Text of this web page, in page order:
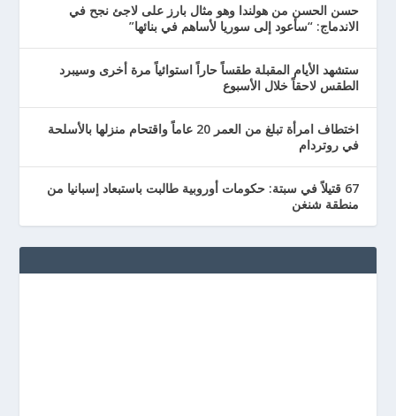
حسن الحسن من هولندا وهو مثال بارز على لاجئ نجح في
الاندماج: “سأعود إلى سوريا لأساهم في بنائها”
ستشهد الأيام المقبلة طقساً حاراً استوائياً مرة أخرى وسيبرد
الطقس لاحقاً خلال الأسبوع
اختطاف امرأة تبلغ من العمر 20 عاماً واقتحام منزلها بالأسلحة
في روتردام
67 قتيلاً في سبتة: حكومات أوروبية طالبت باستبعاد إسبانيا من
منطقة شنغن